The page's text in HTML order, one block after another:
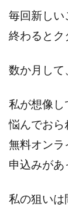
毎回新しい
終わるとク
数か月して
私が想像し
悩んでおら
無料オンラ
申込みがあ
私の狙いは